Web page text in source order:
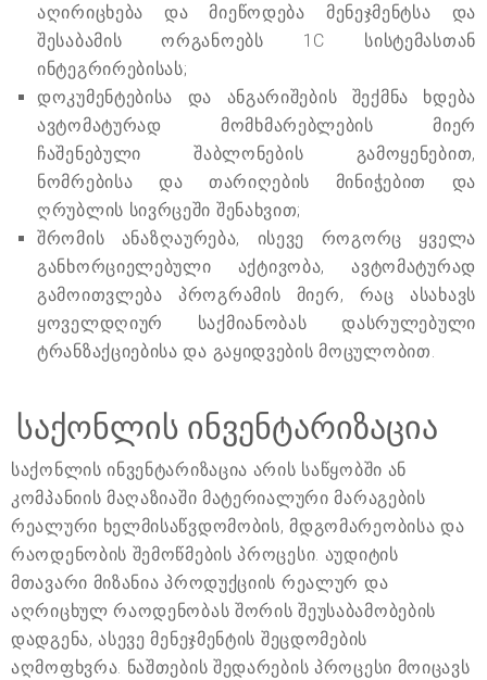
აღირიცხება და მიეწოდება მენეჯმენტსა და
შესაბამის ორგანოებს 1C სისტემასთან
ინტეგრირებისას;
დოკუმენტებისა და ანგარიშების შექმნა ხდება
ავტომატურად მომხმარებლების მიერ
ჩაშენებული შაბლონების გამოყენებით,
ნომრებისა და თარიღების მინიჭებით და
ღრუბლის სივრცეში შენახვით;
შრომის ანაზღაურება, ისევე როგორც ყველა
განხორციელებული აქტივობა, ავტომატურად
გამოითვლება პროგრამის მიერ, რაც ასახავს
ყოველდღიურ საქმიანობას დასრულებული
ტრანზაქციებისა და გაყიდვების მოცულობით.
საქონლის ინვენტარიზაცია
საქონლის ინვენტარიზაცია არის საწყობში ან
კომპანიის მაღაზიაში მატერიალური მარაგების
რეალური ხელმისაწვდომობის, მდგომარეობისა და
რაოდენობის შემოწმების პროცესი. აუდიტის
მთავარი მიზანია პროდუქციის რეალურ და
აღრიცხულ რაოდენობას შორის შეუსაბამობების
დადგენა, ასევე მენეჯმენტის შეცდომების
აღმოფხვრა. ნაშთების შედარების პროცესი მოიცავს